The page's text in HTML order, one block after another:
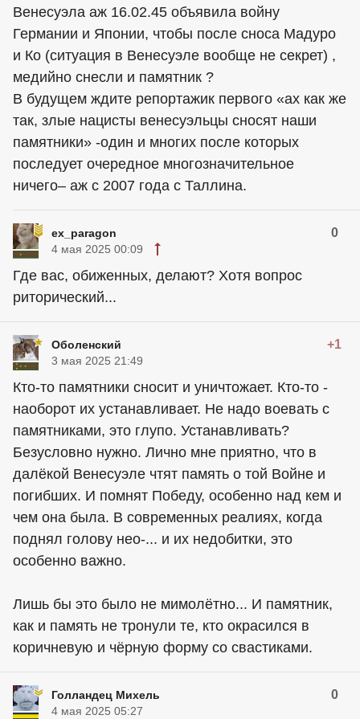
Венесуэла аж 16.02.45 объявила войну
Германии и Японии, чтобы после сноса Мадуро
и Ко (ситуация в Венесуэле вообще не секрет) ,
медийно снесли и памятник ?
В будущем ждите репортажик первого «ах как же
так, злые нацисты венесуэльцы сносят наши
памятники» -один и многих после которых
последует очередное многозначительное
ничего– аж с 2007 года с Таллина.
ex_paragon 0
4 мая 2025 00:09
Где вас, обиженных, делают? Хотя вопрос
риторический...
Оболенский +1
3 мая 2025 21:49
Кто-то памятники сносит и уничтожает. Кто-то -
наоборот их устанавливает. Не надо воевать с
памятниками, это глупо. Устанавливать?
Безусловно нужно. Лично мне приятно, что в
далёкой Венесуэле чтят память о той Войне и
погибших. И помнят Победу, особенно над кем и
чем она была. В современных реалиях, когда
поднял голову нео-... и их недобитки, это
особенно важно.
Лишь бы это было не мимолётно... И памятник,
как и память не тронули те, кто окрасился в
коричневую и чёрную форму со свастиками.
Голландец Михель 0
4 мая 2025 05:27